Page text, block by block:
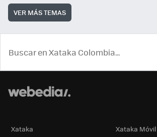
VER MÁS TEMAS
Xataka Xataka Móvil